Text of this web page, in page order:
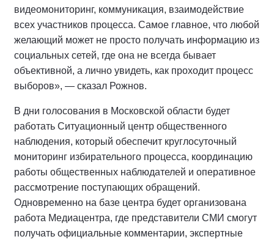
видеомониторинг, коммуникация, взаимодействие
всех участников процесса. Самое главное, что любой
желающий может не просто получать информацию из
социальных сетей, где она не всегда бывает
объективной, а лично увидеть, как проходит процесс
выборов», — сказал Рожнов.
В дни голосования в Московской области будет
работать Ситуационный центр общественного
наблюдения, который обеспечит круглосуточный
мониторинг избирательного процесса, координацию
работы общественных наблюдателей и оперативное
рассмотрение поступающих обращений.
Одновременно на базе центра будет организована
работа Медиацентра, где представители СМИ смогут
получать официальные комментарии, экспертные